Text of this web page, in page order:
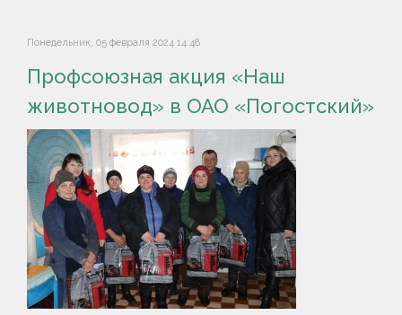
Понедельник, 05 февраля 2024 14:48
Профсоюзная акция «Наш
животновод» в ОАО «Погостский»